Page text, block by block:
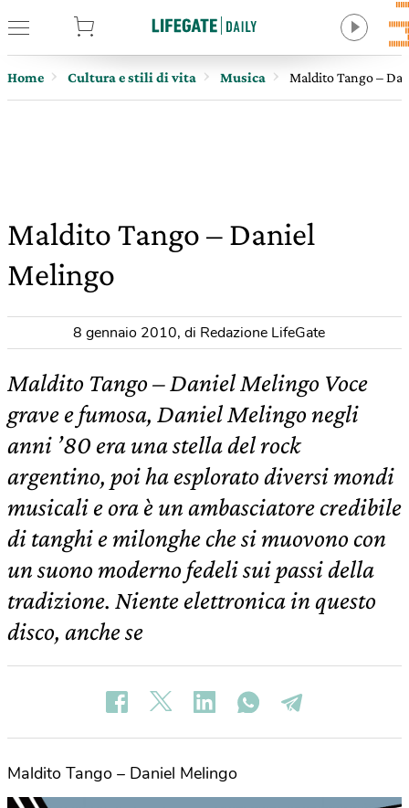
Home Cultura e stili di vita Musica Maldito Tango –
Maldito Tango – Daniel
Melingo
8 gennaio 2010, di Redazione LifeGate
Maldito Tango – Daniel Melingo Voce
grave e fumosa, Daniel Melingo negli
anni ’80 era una stella del rock
argentino, poi ha esplorato diversi mondi
musicali e ora è un ambasciatore credibile
di tanghi e milonghe che si muovono con
un suono moderno fedeli sui passi della
tradizione. Niente elettronica in questo
disco, anche se
Maldito Tango – Daniel Melingo